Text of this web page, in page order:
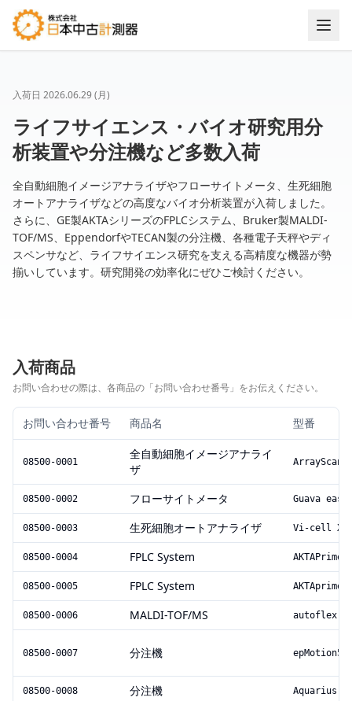
入荷日 2026.06.29 (月)
ライフサイエンス・バイオ研究用分
析装置や分注機など多数入荷
全自動細胞イメージアナライザやフローサイトメータ、生死細胞
オートアナライザなどの高度なバイオ分析装置が入荷しました。
さらに、GE製AKTAシリーズのFPLCシステム、Bruker製MALDI-
TOF/MS、EppendorfやTECAN製の分注機、各種電子天秤やディ
スペンサなど、ライフサイエンス研究を支える高精度な機器が勢
揃いしています。研究開発の効率化にぜひご検討ください。
入荷商品
お問い合わせの際は、各商品の「お問い合わせ番号」をお伝えください。
お問い合わせ番号 商品名 型番
08500-0001
全自動細胞イメージアナライ
ザ
ArrayScan
08500-0002 フローサイトメータ Guava
08500-0003 生死細胞オートアナライザ Vi-cell XR
08500-0004 FPLC System
08500-0005 FPLC System AKTAprime
08500-0006 MALDI-TOF/MS autoflexⅢ
08500-0007 分注機
08500-0008 分注機 Aquarius